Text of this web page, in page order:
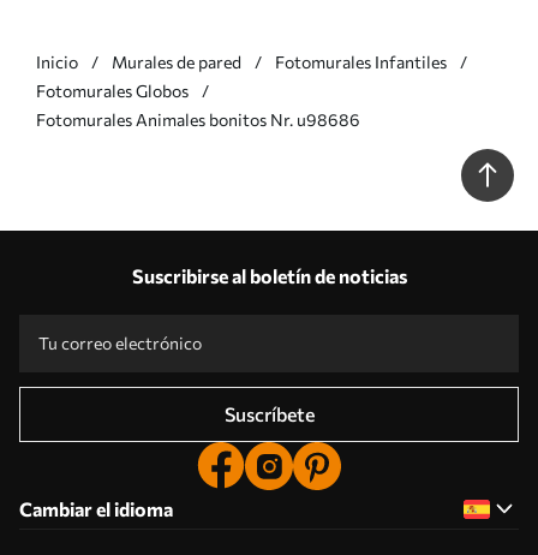
Inicio Murales de pared
Fotomurales Infantiles
Fotomurales Globos
Fotomurales Animales bonitos Nr. u98686
Suscribirse al boletín de noticias
Suscríbete
Cambiar el idioma